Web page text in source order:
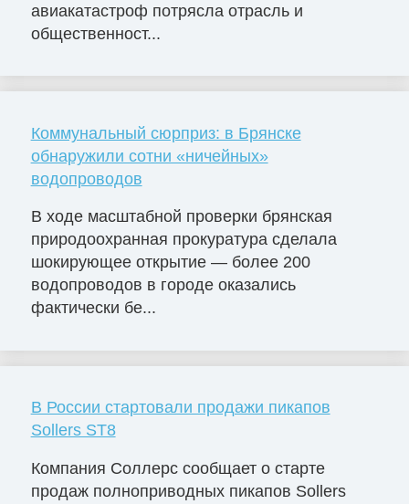
авиакатастроф потрясла отрасль и
общественност...
Коммунальный сюрприз: в Брянске
обнаружили сотни «ничейных»
водопроводов
В ходе масштабной проверки брянская
природоохранная прокуратура сделала
шокирующее открытие — более 200
водопроводов в городе оказались
фактически бе...
В России стартовали продажи пикапов
Sollers ST8
Компания Соллерс сообщает о старте
продаж полноприводных пикапов Sollers